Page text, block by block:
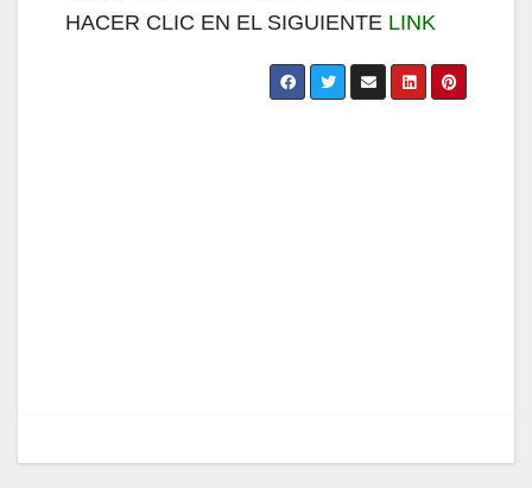
HACER CLIC EN EL SIGUIENTE LINK